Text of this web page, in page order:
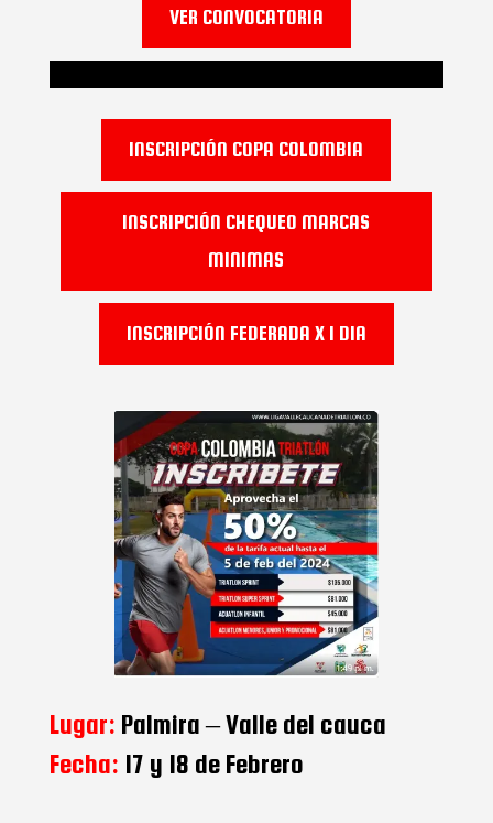
VER CONVOCATORIA
INSCRIPCIÓN COPA COLOMBIA
INSCRIPCIÓN CHEQUEO MARCAS
MINIMAS
INSCRIPCIÓN FEDERADA X 1 DIA
Lugar: Palmira – Valle del cauca
Fecha: 17 y 18 de Febrero